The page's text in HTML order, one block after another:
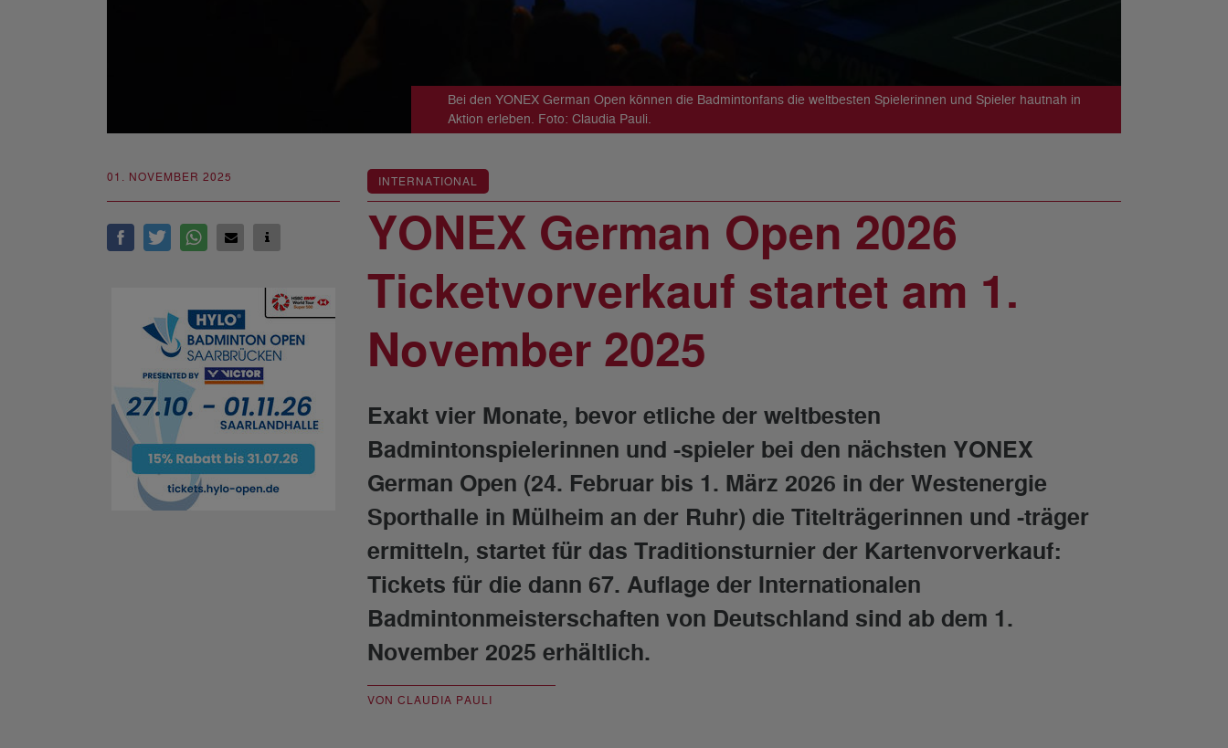
Bei den YONEX German Open können die Badmintonfans die weltbesten Spielerinnen und Spieler hautnah in
Aktion erleben. Foto: Claudia Pauli.
01. NOVEMBER 2025 INTERNATIONAL
YONEX German Open 2026
Ticketvorverkauf startet am 1.
November 2025
Exakt vier Monate, bevor etliche der weltbesten
Badmintonspielerinnen und -spieler bei den nächsten YONEX
German Open (24. Februar bis 1. März 2026 in der Westenergie
Sporthalle in Mülheim an der Ruhr) die Titelträgerinnen und -träger
ermitteln, startet für das Traditionsturnier der Kartenvorverkauf:
Tickets für die dann 67. Auflage der Internationalen
Badmintonmeisterschaften von Deutschland sind ab dem 1.
November 2025 erhältlich.
VON CLAUDIA PAULI